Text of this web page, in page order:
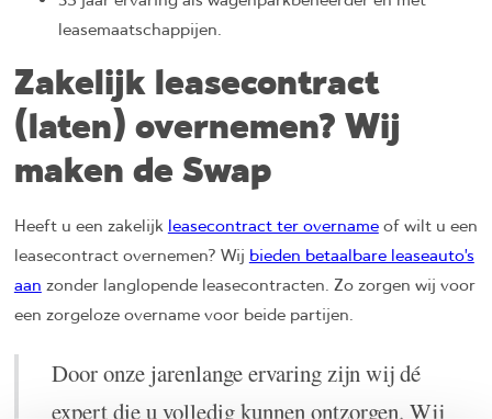
leasemaatschappijen.
Zakelijk leasecontract
(laten) overnemen? Wij
maken de Swap
Heeft u een zakelijkleasecontract ter overnameof wilt u een
leasecontract overnemen? Wijbieden betaalbare leaseauto’s
aanzonder langlopende leasecontracten. Zo zorgen wij voor
een zorgeloze overname voor beide partijen.
Door onze jarenlange ervaring zijn wij dé
expert die u volledig kunnen ontzorgen. Wij